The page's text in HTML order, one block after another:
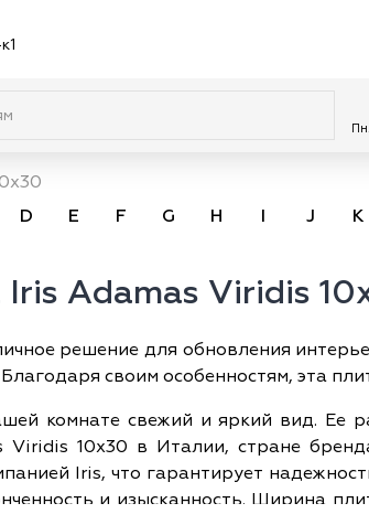
D E F G H I J K
Iris Adamas Viridis
решение для обновления
своим особенностям, эта
комнате свежий и яркий вид. Ее
10x30 в Италии, стране
Iris, что гарантирует
и изысканность. Ширина